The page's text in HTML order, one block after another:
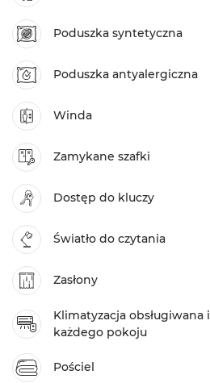
Poduszka syntetyczna
Poduszka antyalergiczna
Winda
Zamykane szafki
Dostęp do kluczy
Światło do czytania
Zasłony
Klimatyzacja
każdego pokoju
Pościel